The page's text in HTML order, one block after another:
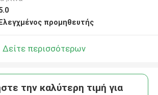
Ελεγχμένος προμηθευτής
Δείτε περισσότερων
την καλύτερη τιμή για